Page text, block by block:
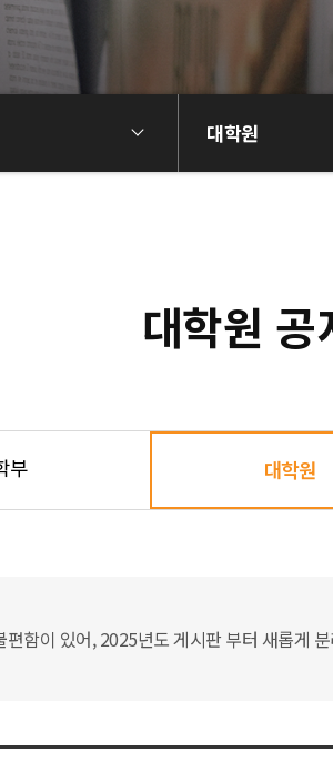
대학원
대학원 공
부 대학원
함이 있어, 2025년도 게시판 부터 새롭게